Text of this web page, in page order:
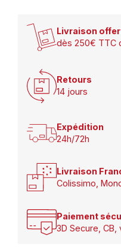
Livraison
dès 250€ TTC
Retours
14 jours
Expédition
24h/72h
Livraison
Colissimo,
Paiement
3D Secure, CB,